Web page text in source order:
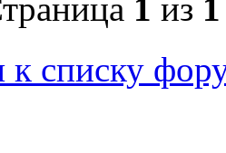
1 из 1
к списку